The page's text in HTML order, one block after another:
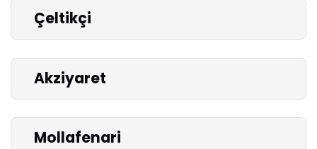
Çeltikçi
Akziyaret
Mollafenari